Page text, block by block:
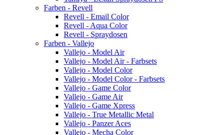
Farben - Revell
Revell - Email Color
Revell - Aqua Color
Revell - Spraydosen
Farben - Vallejo
Vallejo - Model Air
Vallejo - Model Air - Farbsets
Vallejo - Model Color
Vallejo - Model Color - Farbsets
Vallejo - Game Color
Vallejo - Game Air
Vallejo - Game Xpress
Vallejo - True Metallic Metal
Vallejo - Panzer Aces
Vallejo - Mecha Color